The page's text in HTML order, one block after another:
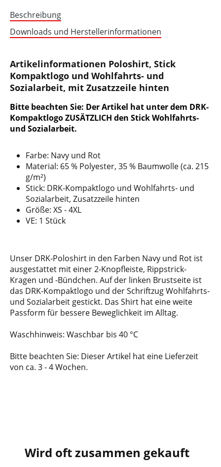
Beschreibung
Downloads und Herstellerinformationen
Artikelinformationen Poloshirt, Stick
Kompaktlogo und Wohlfahrts- und
Sozialarbeit, mit Zusatzzeile hinten
Bitte beachten Sie: Der Artikel hat unter dem DRK-
Kompaktlogo ZUSÄTZLICH den Stick Wohlfahrts-
und Sozialarbeit.
Farbe: Navy und Rot
Material: 65 % Polyester, 35 % Baumwolle (ca. 215
g/m²)
Stick: DRK-Kompaktlogo und Wohlfahrts- und
Sozialarbeit, Zusatzzeile hinten
Größe: XS - 4XL
VE: 1 Stück
Unser DRK-Poloshirt in den Farben Navy und Rot ist
ausgestattet mit einer 2-Knopfleiste, Rippstrick-
Kragen und -Bündchen. Auf der linken Brustseite ist
das DRK-Kompaktlogo und der Schriftzug Wohlfahrts-
und Sozialarbeit gestickt. Das Shirt hat eine weite
Passform für bessere Beweglichkeit im Alltag.
Waschhinweis: Waschbar bis 40 °C
Bitte beachten Sie: Dieser Artikel hat eine Lieferzeit
von ca. 3 - 4 Wochen.
Wird oft zusammen gekauft